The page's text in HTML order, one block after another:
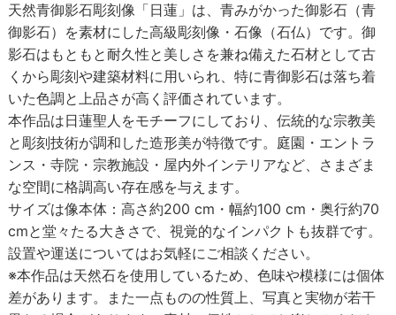
天然青御影石彫刻像「日蓮」 は、青みがかった御影石（青
御影石）を素材にした高級彫刻像・石像（石仏）です。御
影石はもともと耐久性と美しさを兼ね備えた石材として古
くから彫刻や建築材料に用いられ、特に青御影石は落ち着
いた色調と上品さが高く評価されています。
本作品は日蓮聖人をモチーフにしており、伝統的な宗教美
と彫刻技術が調和した造形美が特徴です。庭園・エントラ
ンス・寺院・宗教施設・屋内外インテリアなど、さまざま
な空間に格調高い存在感を与えます。
サイズは像本体：高さ約200 cm・幅約100 cm・奥行約70
cmと堂々たる大きさで、視覚的なインパクトも抜群です。
設置や運送についてはお気軽にご相談ください。
※本作品は天然石を使用しているため、色味や模様には個体
差があります。また一点ものの性質上、写真と実物が若干